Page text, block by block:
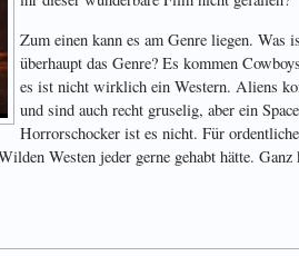
Zum einen kann es am Genre liegen. Was
überhaupt das Genre? Es kommen
es ist nicht wirklich ein Western. Aliens
und sind auch recht gruselig, aber ein
Horrorschocker ist es nicht. Für ordentliche
Westen jeder gerne gehabt hätte. Ganz